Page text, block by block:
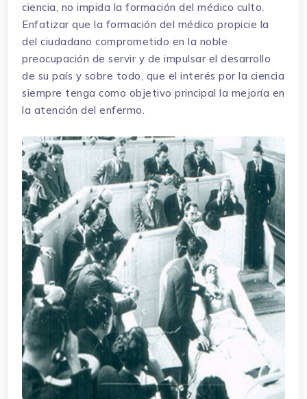
ciencia, no impida la formación del médico culto.
Enfatizar que la formación del médico propicie la
del ciudadano comprometido en la noble
preocupación de servir y de impulsar el desarrollo
de su país y sobre todo, que el interés por la ciencia
siempre tenga como objetivo principal la mejoría en
la atención del enfermo.